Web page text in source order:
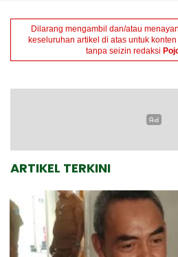
Dilarang mengambil dan/atau
keseluruhan artikel di atas untuk
tanpa seizin redaksi
ARTIKEL TERKINI